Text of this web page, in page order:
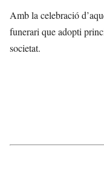
Amb la celebració
funerari que adopti
societat.